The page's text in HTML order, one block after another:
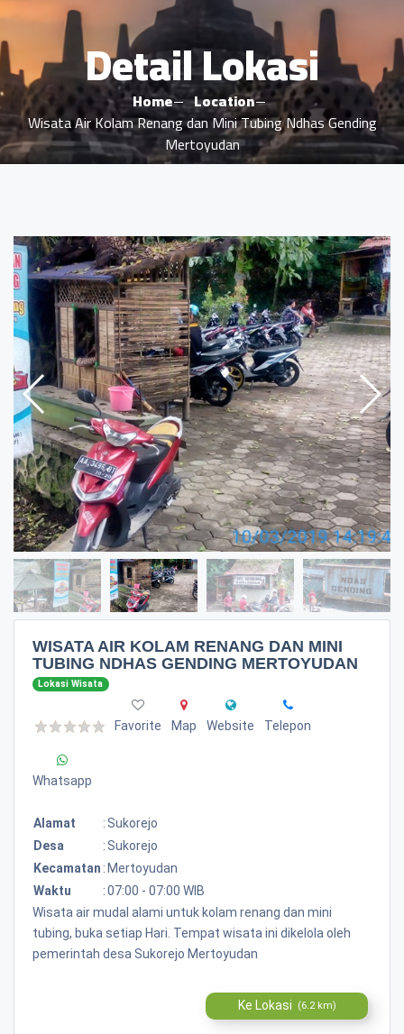
Detail Lokasi
Home
Location
Wisata Air Kolam Renang dan Mini Tubing Ndhas Gending
Mertoyudan
WISATA AIR KOLAM RENANG DAN MINI
TUBING NDHAS GENDING MERTOYUDAN
Lokasi Wisata
Favorite Map Website Telepon
Whatsapp
Alamat : Sukorejo
Desa
: Sukorejo
Kecamatan : Mertoyudan
Waktu
:07:00 - 07:00 WIB
Wisata air mudal alami untuk kolam renang dan mini
tubing, buka setiap Hari. Tempat wisata ini dikelola oleh
pemerintah desa Sukorejo Mertoyudan
Ke Lokasi (6.2 km)